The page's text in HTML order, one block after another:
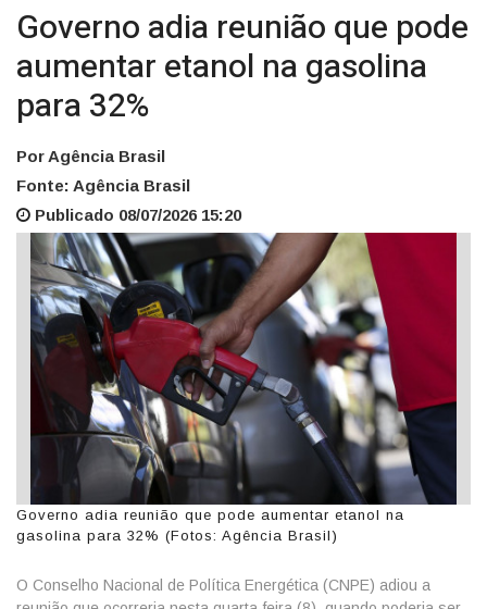
Governo adia reunião que pode
aumentar etanol na gasolina
para 32%
Por Agência Brasil
Fonte: Agência Brasil
Publicado 08/07/2026 15:20
Governo adia reunião que pode aumentar etanol na
gasolina para 32% (Fotos: Agência Brasil)
O Conselho Nacional de Política Energética (CNPE) adiou a